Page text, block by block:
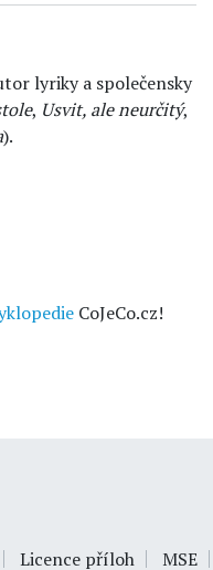
lyriky a společensky
, Usvit, ale neurčitý,
).
CoJeCo.cz!
Licence příloh MSE